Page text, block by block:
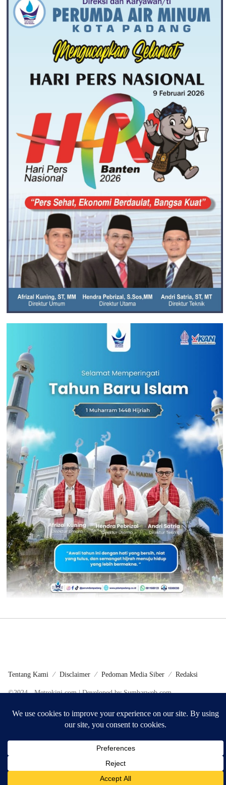
Tentang Kami Disclaimer Pedoman Media Siber Redaksi
©2024 - Metrokini.com | Developed by Sumbarweb.com